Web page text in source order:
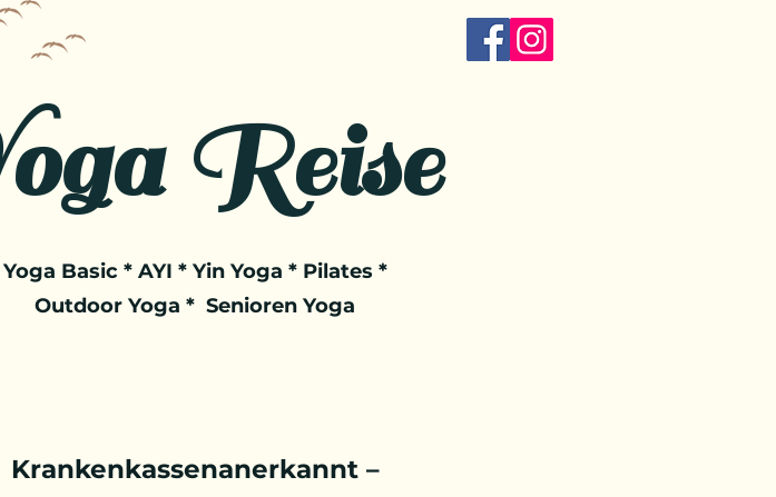
Reise
Yoga Basic * AYI * Yin Yoga * Pilates *
Outdoor Yoga * Senioren Yoga
Krankenkassenanerkannt –